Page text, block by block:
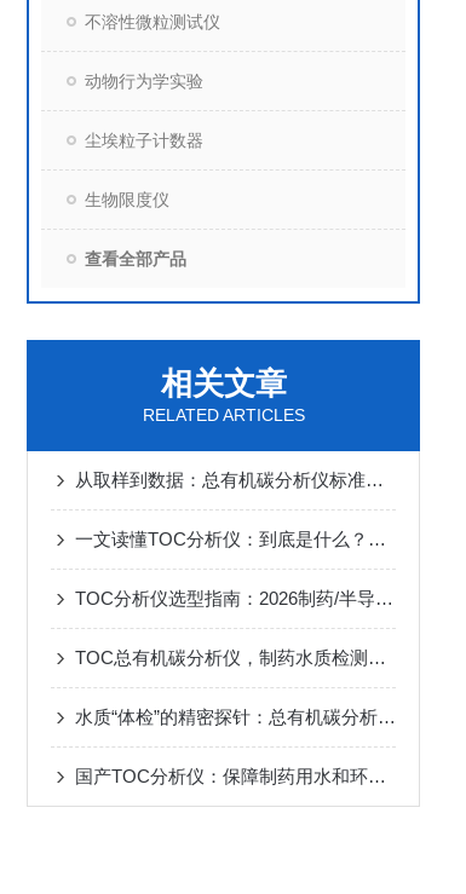
不溶性微粒测试仪
动物行为学实验
尘埃粒子计数器
生物限度仪
查看全部产品
相关文章
RELATED ARTICLES
从取样到数据：总有机碳分析仪标准化操作的全流程解析
一文读懂TOC分析仪：到底是什么？哪些行业必须要用？
TOC分析仪选型指南：2026制药/半导体/环保行业水质检测一步到位
TOC总有机碳分析仪，制药水质检测应用
水质“体检”的精密探针：总有机碳分析仪如何重塑环境监测
国产TOC分析仪：保障制药用水和环保测试的可靠工具